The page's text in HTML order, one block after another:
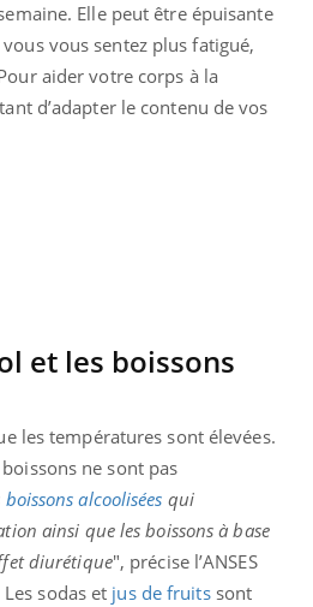
Elle peut être épuisante
vous sentez plus fatigué,
aider votre corps à la
d’adapter le contenu de vos
et les boissons
les températures sont élevées.
ne sont pas
boissons alcoolisées qui
ainsi que les boissons à base
diurétique", précise l’ANSES
Les sodas et jus de fruitssont